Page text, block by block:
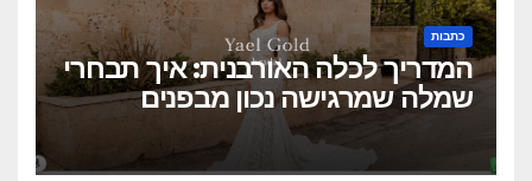
כתבות
המדריך לכלה האורבנית: איך תבחרי
שמלה שמרגישה נכון מבפנים
ונראית מושלם מבחוץ?